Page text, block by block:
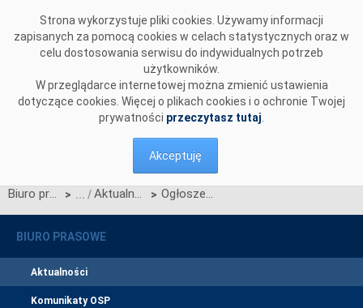
Strona wykorzystuje pliki cookies. Używamy informacji
zapisanych za pomocą cookies w celach statystycznych oraz w
celu dostosowania serwisu do indywidualnych potrzeb
użytkowników.
W przeglądarce internetowej można zmienić ustawienia
dotyczące cookies. Więcej o plikach cookies i o ochronie Twojej
prywatności przeczytasz tutaj
Akceptuję
Biuro prasowe > Aktualności > Ogłoszenie wyników jednostronnego przetargu miesięcznego na zdolności przesyłowe połączenia PSE S.A. i NEK UKRENERGO na marzec 2015 r.
BIURO PRASOWE
Aktualności
Komunikaty OSP